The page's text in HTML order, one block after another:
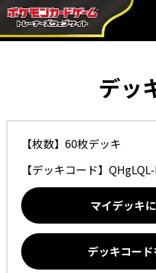
デッ
【枚数】60枚デッキ
【デッキコード】
マイデッキ
デッキコー